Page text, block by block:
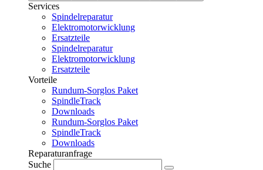
Services
Spindelreparatur
Elektromotorwicklung
Ersatzteile
Spindelreparatur
Elektromotorwicklung
Ersatzteile
Vorteile
Rundum-Sorglos Paket
SpindleTrack
Downloads
Rundum-Sorglos Paket
SpindleTrack
Downloads
Reparaturanfrage
Suche